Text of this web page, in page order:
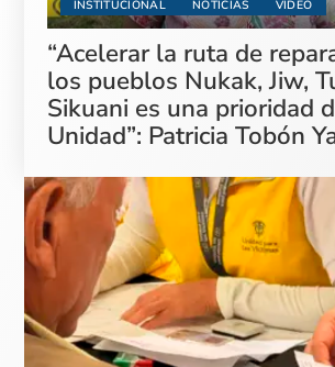
INSTITUCIONAL NOTICIAS VIDEO
“Acelerar la ruta de
los pueblos Nukak, Jiw,
Sikuani es una prioridad
Unidad”: Patricia Tobón